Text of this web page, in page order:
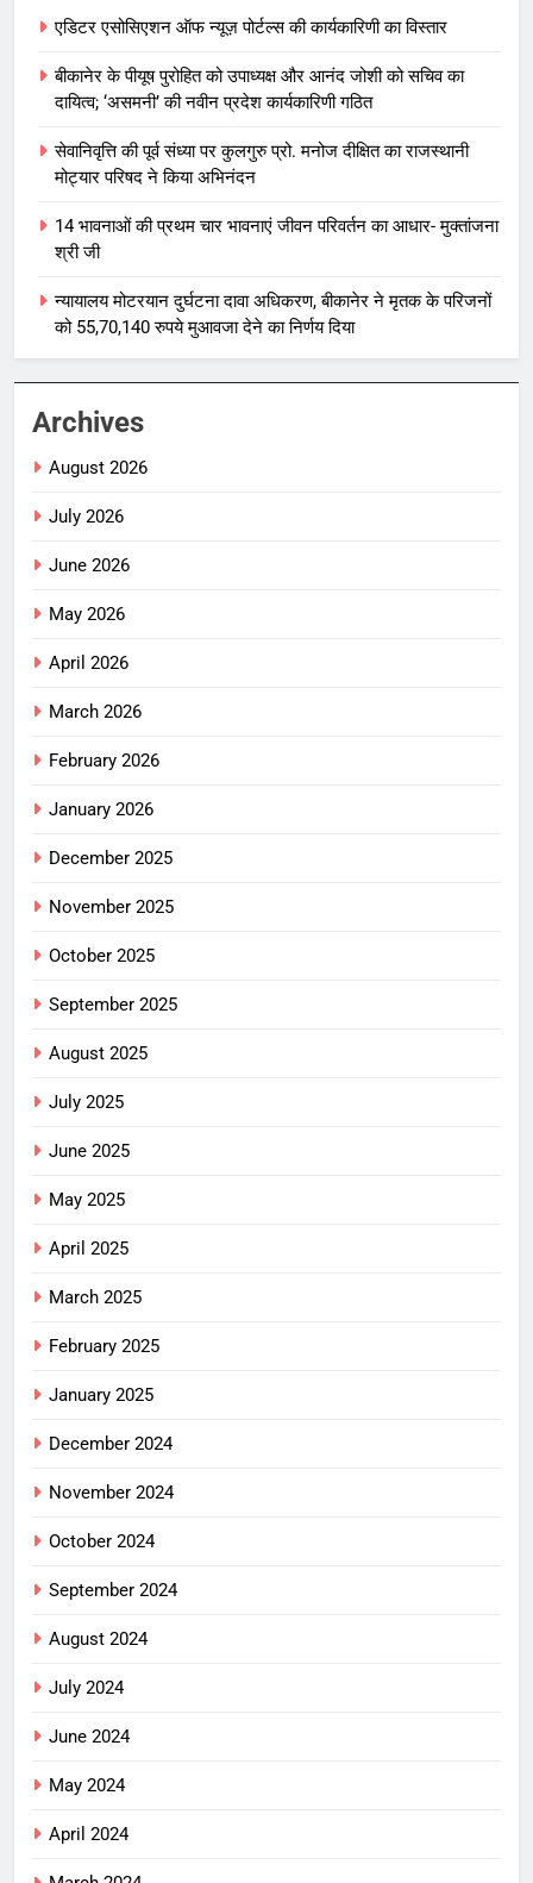
एडिटर एसोसिएशन ऑफ न्यूज़ पोर्टल्स की कार्यकारिणी का विस्तार
बीकानेर के पीयूष पुरोहित को उपाध्यक्ष और आनंद जोशी को सचिव का
दायित्व; ‘असमनी’ की नवीन प्रदेश कार्यकारिणी गठित
सेवानिवृत्ति की पूर्व संध्या पर कुलगुरु प्रो. मनोज दीक्षित का राजस्थानी
मोट्यार परिषद ने किया अभिनंदन
14 भावनाओं की प्रथम चार भावनाएं जीवन परिवर्तन का आधार- मुक्तांजना
श्री जी
न्यायालय मोटरयान दुर्घटना दावा अधिकरण, बीकानेर ने मृतक के परिजनों
को 55,70,140 रुपये मुआवजा देने का निर्णय दिया
Archives
August 2026
July 2026
June 2026
May 2026
April 2026
March 2026
February 2026
January 2026
December 2025
November 2025
October 2025
September 2025
August 2025
July 2025
June 2025
May 2025
April 2025
March 2025
February 2025
January 2025
December 2024
November 2024
October 2024
September 2024
August 2024
July 2024
June 2024
May 2024
April 2024